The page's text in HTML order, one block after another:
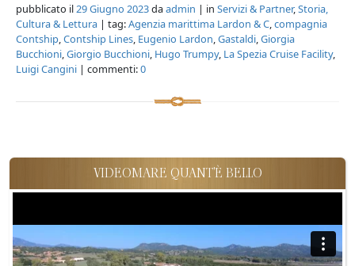
pubblicato il29 Giugno 2023daadmin | in Servizi & Partner,Storia,
Cultura & Lettura | tag:Agenzia marittima Lardon & C,compagnia
Contship,Contship Lines, Eugenio Lardon,Gastaldi,Giorgia
Bucchioni,Giorgio Bucchioni, Hugo Trumpy, La Spezia Cruise Facility,
Luigi Cangini | commenti:0
VIDEOMARE QUANT'È BELLO